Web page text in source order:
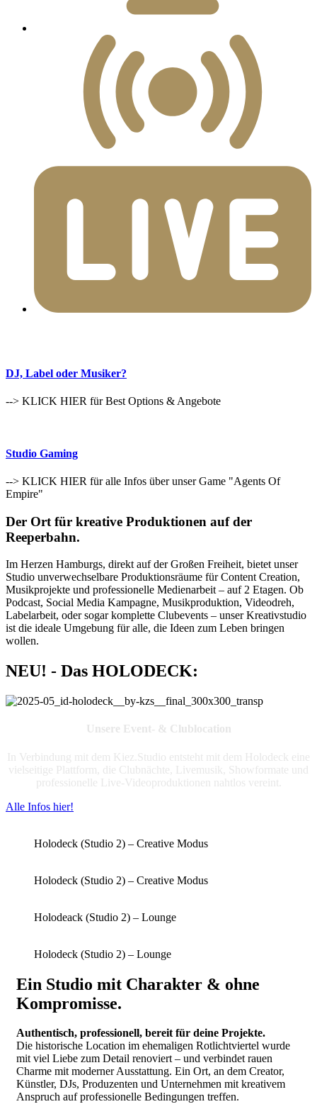
DJ, Label oder Musiker?
--> KLICK HIER für Best Options & Angebote
Studio Gaming
--> KLICK HIER für alle Infos über unser Game "Agents Of
Empire"
Der Ort für kreative Produktionen auf der
Reeperbahn.
Im Herzen Hamburgs, direkt auf der Großen Freiheit, bietet unser
Studio unverwechselbare Produktionsräume für Content Creation,
Musikprojekte und professionelle Medienarbeit – auf 2 Etagen. Ob
Podcast, Social Media Kampagne, Musikproduktion, Videodreh,
Labelarbeit, oder sogar komplette Clubevents – unser Kreativstudio
ist die ideale Umgebung für alle, die Ideen zum Leben bringen
wollen.
NEU! - Das HOLODECK:
Unsere Event- & Clublocation
In Verbindung mit dem Kiez.Studio entsteht mit dem Holodeck eine
vielseitige Plattform, die Clubnächte, Livemusik, Showformate und
professionelle Live-Videoproduktionen nahtlos vereint.
Alle Infos hier!
Holodeck (Studio 2) – Creative Modus
Holodeck (Studio 2) – Creative Modus
Holodeack (Studio 2) – Lounge
Holodeck (Studio 2) – Lounge
Ein Studio mit Charakter & ohne
Kompromisse.
Authentisch, professionell, bereit für deine Projekte.
Die historische Location im ehemaligen Rotlichtviertel wurde
mit viel Liebe zum Detail renoviert – und verbindet rauen
Charme mit moderner Ausstattung. Ein Ort, an dem Creator,
Künstler, DJs, Produzenten und Unternehmen mit kreativem
Anspruch auf professionelle Bedingungen treffen.